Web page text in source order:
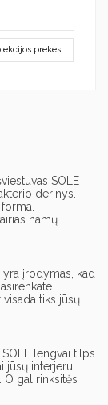
prekes
SOLE
derinys.
namų
įrodymas, kad
tiks jūsų
lengvai tilps
jūsų interjerui
O gal rinksitės